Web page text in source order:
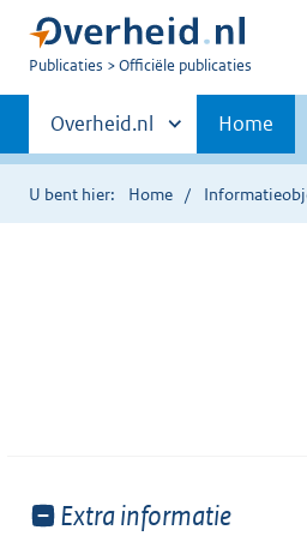
U
Publicaties Officiële publicaties
Primaire
navigatie
Andere
sites
binnen
Overheid.nl Home
U bent hier: Home
Toon
Extra informatie